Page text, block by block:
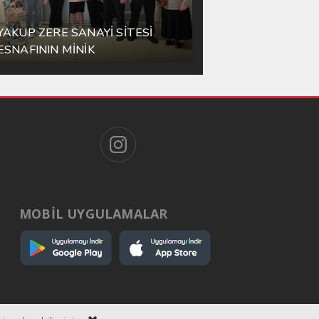
ZERE SANAYİ SİTESİ
MİNİK
MOBİL UYGULAMALAR